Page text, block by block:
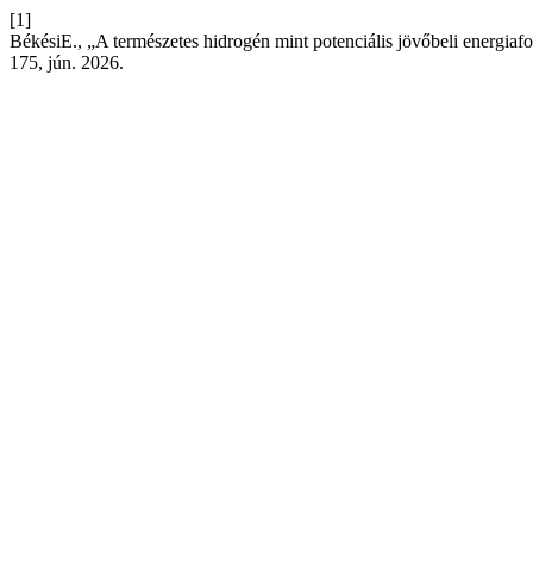
[1]
BékésiE., „A természetes hidrogén mint potenciális jövőbeli
175, jún. 2026.